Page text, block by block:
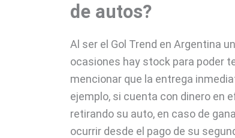
de autos?
Al ser el Gol Trend en Argentina
ocasiones hay stock para poder
mencionar que la entrega
ejemplo, si cuenta con dinero en
retirando su auto, en caso de
ocurrir desde el pago de su